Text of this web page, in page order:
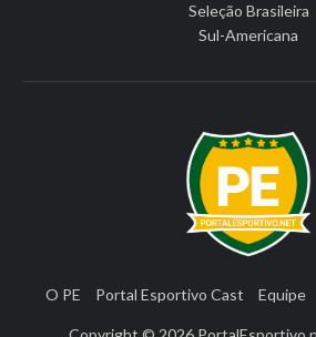
Seleção Brasileira
Sul-Americana
O PE Portal Esportivo Cast Equipe